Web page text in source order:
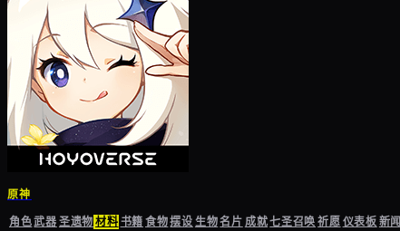
原神
角色武器圣遗物材料书籍食物摆设生物名片成就七圣召唤祈愿仪表板新闻